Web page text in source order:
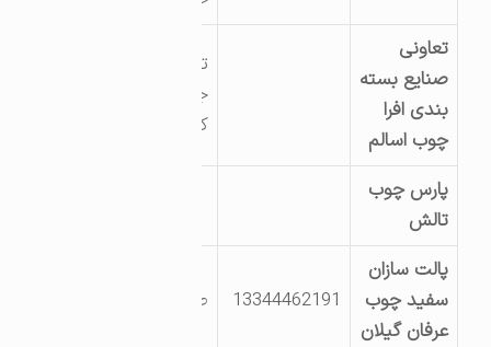
تعاونی
صنایع بسته
بندی افرا
چوب اسالم
تالش خلیف اباد
جنب نمایندگی
کاشی نیلو
پارس چوب
تالش
پالت سازان
سفید چوب
عرفان گیلان
13344462191 طولارود-اوله کری